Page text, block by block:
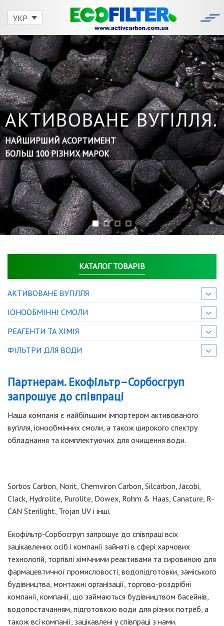
УКР
АКТИВОВАНЕ ВУГІЛЛЯ.
НАЙШИРШИЙ АСОРТИМЕНТ
БОЛЬШ 100 РІЗНИХ МАРОК
КАТАЛОГ ТОВАРІВ
АКТИВОВАНЕ ВУГІЛЛЯ
IОНООБМІННІ СМОЛИ
РЕАГЕНТИ ТА ХІМІЯ
ФІЛЬТРИ ДЛЯ ВОДИ
Партнерам. Екофільтр–Сорбосгруп
запрошує до співпраці
Наша компанія є найбільшим імпортером активованого
вугілля, іонообмінних смоли, а також широкого спектру
обладнання та комплектуючих для очищення води.
Sorbos Carbon, Norit, Chemviron Carbon, Silcarbon, Jacobi,
Clack, Hydrolite, Purolite, Dowex, Rohm & Haas, Canature, R-
CAN Sterilight, Trojan UV і інші.
Екофільтр-Сорбосгруп запрошує до співпраці всіх
зацікавлених осіб і компанії зайняті в сфері харчових
технологій, торгівлі хімічними реактивами та сировиною для
фармацевтичної промисловості, водопідготовки, заміського
будівництва, монтажні організації, торгово-роздрібні
компанії, компанії, що займаються будівництвом басейнів,
водопостачанням, підготовкою води для різних потреб, а
також всі компанії, зацікавлені у співпраці з нами.